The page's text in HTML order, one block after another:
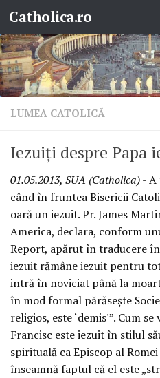
Skip to content
Catholica.ro
LUMEA CATOLICĂ
Iezuiţi despre Papa
01.05.2013, SUA (Catholica)- A
când în fruntea Bisericii
oară un iezuit. Pr. James
America, declara, conform
Report, apărut în traducere
iezuit rămâne iezuit pentru
intră în noviciat până la
în mod formal părăseşte
religios, este ‘demis'”. Cum
Francisc este iezuit în stilul
spirituală ca Episcop al
înseamnă faptul că el este